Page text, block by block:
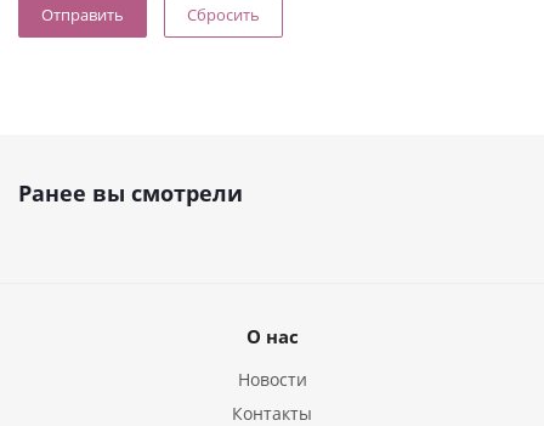
Сбросить
Ранее вы смотрели
О нас
Новости
Контакты